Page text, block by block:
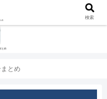
とめ
検索